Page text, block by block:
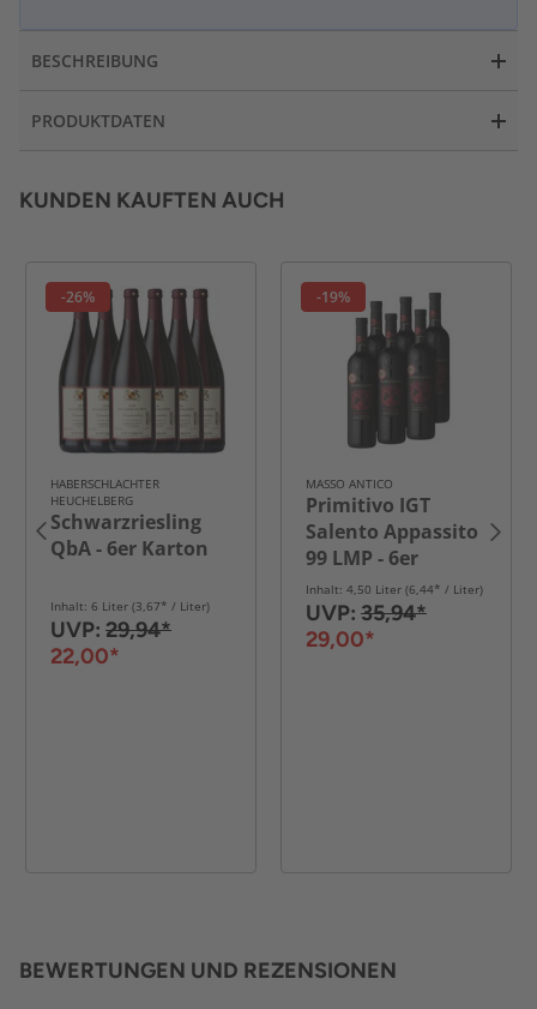
BESCHREIBUNG
PRODUKTDATEN
KUNDEN KAUFTEN AUCH
-26%
HABERSCHLACHTER
HEUCHELBERG
Schwarzriesling
QbA - 6er Karton
Inhalt: 6 Liter (3,67* / Liter)
UVP: 29,94*
22,00*
-19%
MASSO ANTICO
Primitivo IGT
Salento Appassito
99 LMP - 6er
Karton
Inhalt: 4,50 Liter (6,44* / Liter)
UVP: 35,94*
29,00*
BEWERTUNGEN UND REZENSIONEN